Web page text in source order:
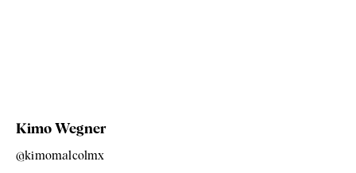
Kimo Wegner
@kimomalcolmx